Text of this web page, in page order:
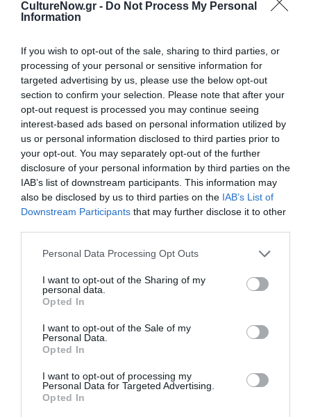
CultureNow.gr - Do Not Process My Personal
Information
If you wish to opt-out of the sale, sharing to third parties, or
processing of your personal or sensitive information for
targeted advertising by us, please use the below opt-out
section to confirm your selection. Please note that after your
opt-out request is processed you may continue seeing
interest-based ads based on personal information utilized by
us or personal information disclosed to third parties prior to
your opt-out. You may separately opt-out of the further
disclosure of your personal information by third parties on the
IAB’s list of downstream participants. This information may
also be disclosed by us to third parties on the IAB’s List of
Downstream Participants that may further disclose it to other
Personal Data Processing Opt Outs
I want to opt-out of the Sharing of my
personal data.
Opted In
I want to opt-out of the Sale of my
Personal Data.
Opted In
I want to opt-out of processing my
Personal Data for Targeted Advertising.
Opted In
Ακολουθήστε το Culturenow.gr
Σχετικά Άρθρα
Γκάρετ Καρ – Το
αγόρι από τη
θάλασσα: Βιβλίο
από μια σημαντική
νέα φωνή στην
ιρλανδική
λογοτεχνία
Miss Piggy:
Τζένιφερ Λόρενς
και Έμα Στόουν
ετοιμάζουν ταινία